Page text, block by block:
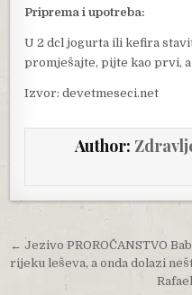
Priprema i upotreba:
U 2 dcl jogurta ili kefira
promješajte, pijte kao prvi,
Izvor: devetmeseci.net
Author:
Post navigation
← Jezivo PROROČANSTVO
rijeku leševa, a onda dolazi